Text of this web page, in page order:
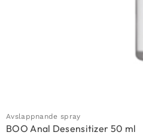
Avslappnande spray
BOO Anal Desensitizer 50 ml